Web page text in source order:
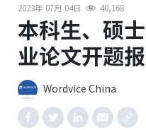
2023年 07月 04日 40,168
本科生、硕
业论文开题
Wordvice China